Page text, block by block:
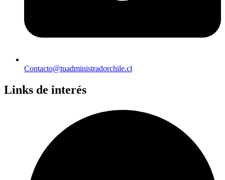
Contacto@tuadministradorchile.cl
Links de interés